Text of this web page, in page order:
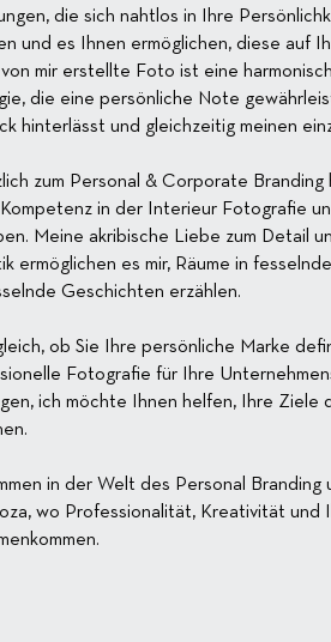
die sich nahtlos in Ihre
und es Ihnen ermöglichen, diese auf
mir erstellte Foto ist eine
die eine persönliche Note
hinterlässt und gleichzeitig meinen
zum Personal & Corporate Branding
in der Interieur Fotografie
Meine akribische Liebe zum Detail
ermöglichen es mir, Räume in
Geschichten erzählen.
ob Sie Ihre persönliche Marke
Fotografie für Ihre
ich möchte Ihnen helfen, Ihre Ziele
in der Welt des Personal
wo Professionalität, Kreativität und